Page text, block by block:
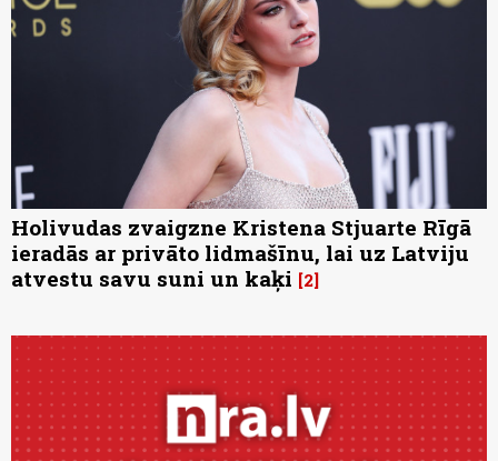
Holivudas zvaigzne Kristena Stjuarte Rīgā
ieradās ar privāto lidmašīnu, lai uz Latviju
atvestu savu suni un kaķi 2